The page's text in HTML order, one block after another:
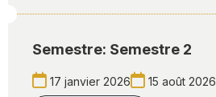
Semestre: Semestre 2
17 janvier 2026
15 août 2026